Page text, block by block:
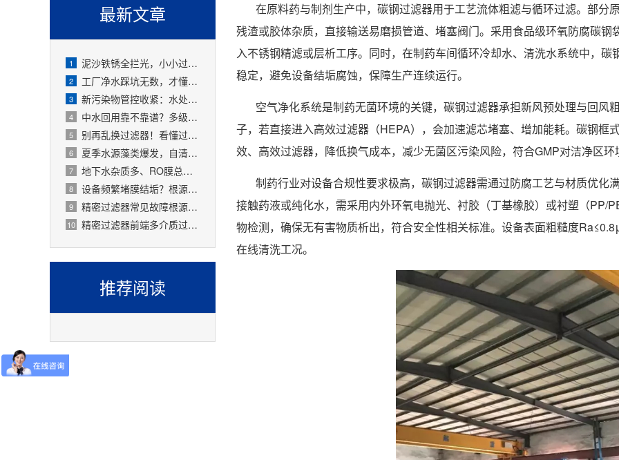
最新文章
1 泥沙铁锈全拦光，小小过滤器拯救整套水处理设备
2 工厂净水踩坑无数，才懂过滤器是整套工艺的地基
3 新污染物管控收紧：水处理精密过滤器可截留微塑料、微量有害物质
4 中水回用靠不靠谱？多级过滤器层层过滤，出水达标可循环
5 别再乱换过滤器！看懂过滤精度，水处理过滤器少花冤枉钱
6 夏季水源藻类爆发，自清洗过滤器搞定原水预处理难题
7 地下水杂质多、RO膜总报废！一支滤芯过滤器就能大幅延寿
8 设备频繁堵膜结垢？根源就是前置水处理过滤器没配对
9 精密过滤器常见故障根源有哪些？
10 精密过滤器前端多介质过滤失效会怎样？
推荐阅读
在原料药与制剂生产中，碳钢过滤器用于工艺流体粗滤与循环过滤。部分
残渣或胶体杂质，直接输送易磨损管道、堵塞阀门。采用食品级环氧防腐碳
入不锈钢精滤或层析工序。同时，在制药车间循环冷却水、清洗水系统中，
稳定，避免设备结垢腐蚀，保障生产连续运行。
空气净化系统是制药无菌环境的关键，碳钢过滤器承担新风预处理与回风
子，若直接进入高效过滤器（HEPA），会加速滤芯堵塞、增加能耗。碳钢框
效、高效过滤器，降低换气成本，减少无菌区污染风险，符合GMP对洁净区
制药行业对设备合规性要求极高，碳钢过滤器需通过防腐工艺与材质优化
接触药液或纯化水，需采用内外环氧电抛光、衬胶（丁基橡胶）或衬塑（PP/
物检测，确保无有害物质析出，符合安全性相关标准。设备表面粗糙度
在线清洗工况。